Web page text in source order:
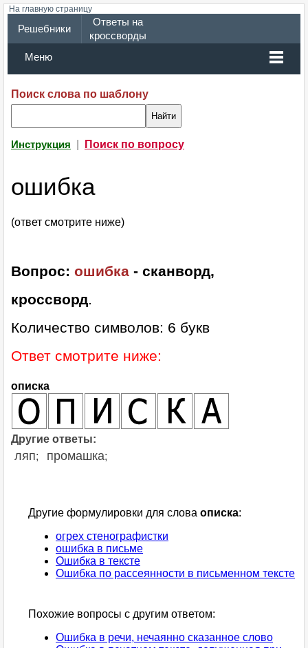
На главную страницу
Решебники
Ответы на
кроссворды
Меню
Поиск слова по шаблону
Инструкция Поиск по вопросу
ошибка
(ответ смотрите ниже)
Вопрос: ошибка - сканворд,
кроссворд.
Количество символов: 6 букв
Ответ смотрите ниже:
описка
Другие ответы:
ляп; промашка;
Другие формулировки для слова описка:
огрех стенографистки
ошибка в письме
Ошибка в тексте
Ошибка по рассеянности в письменном тексте
Похожие вопросы с другим ответом:
Ошибка в речи, нечаянно сказанное слово